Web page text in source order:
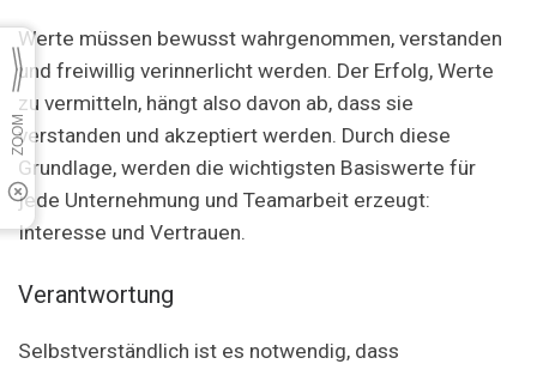
Werte müssen bewusst wahrgenommen, verstanden
und freiwillig verinnerlicht werden. Der Erfolg, Werte
zu vermitteln, hängt also davon ab, dass sie
verstanden und akzeptiert werden. Durch diese
Grundlage, werden die wichtigsten Basiswerte für
jede Unternehmung und Teamarbeit erzeugt:
Interesse und Vertrauen.
Verantwortung
Selbstverständlich ist es notwendig, dass